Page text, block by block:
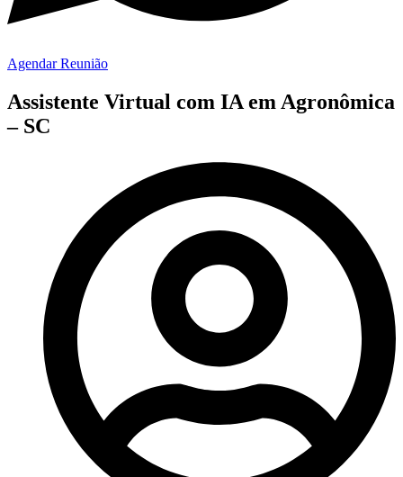
Agendar Reunião
Assistente Virtual com IA em Agronômica
– SC